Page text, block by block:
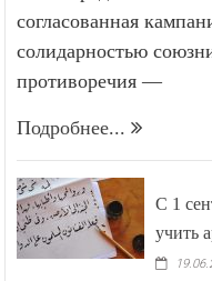
согласованная
солидарностью
противоречия —
Подробнее...
С 1
учить